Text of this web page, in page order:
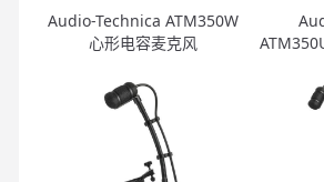
Audio-Technica ATM350W
心形电容麦克风